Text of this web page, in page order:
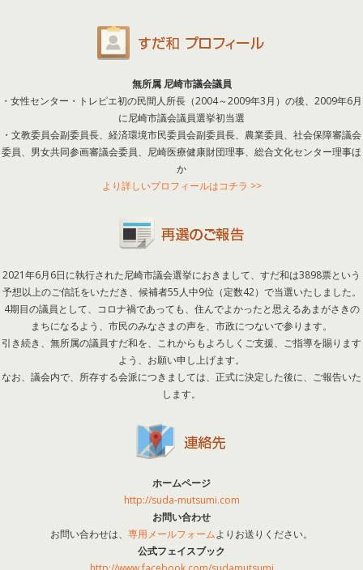
無所属 尼崎市議会議員
・女性センター・トレピエ初の民間人所長（2004～2009年3月）の後、2009年6月
に尼崎市議会議員選挙初当選
・文教委員会副委員長、経済環境市民委員会副委員長、農業委員、社会保障審議会
委員、男女共同参画審議会委員、尼崎医療健康財団理事、総合文化センター理事ほ
か
より詳しいプロフィールはコチラ >>
2021年6月6日に執行された尼崎市議会選挙におきまして、すだ和は3898票という
予想以上のご信託をいただき、候補者55人中9位（定数42）で当選いたしました。
4期目の議員として、コロナ禍であっても、住んでよかったと思えるあまがさきの
まちになるよう、市民のみなさまの声を、市政につないで参ります。
引き続き、無所属の議員すだ和を、これからもよろしくご支援、ご指導を賜ります
よう、お願い申し上げます。
なお、議会内で、所存する会派につきましては、正式に決定した後に、ご報告いた
します。
ホームページ
http://suda-mutsumi.com
お問い合わせ
お問い合わせは、 専用メールフォームよりお送りください。
公式フェイスブック